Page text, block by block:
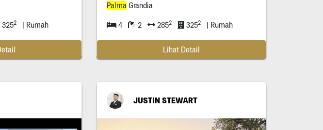
3252 | Rumah
Palma Grandia
4 2 2852 3252 | Rumah
Lihat Detail
JUSTIN STEWART